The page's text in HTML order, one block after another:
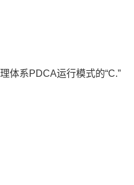
体系PDCA运行模式的“C.”